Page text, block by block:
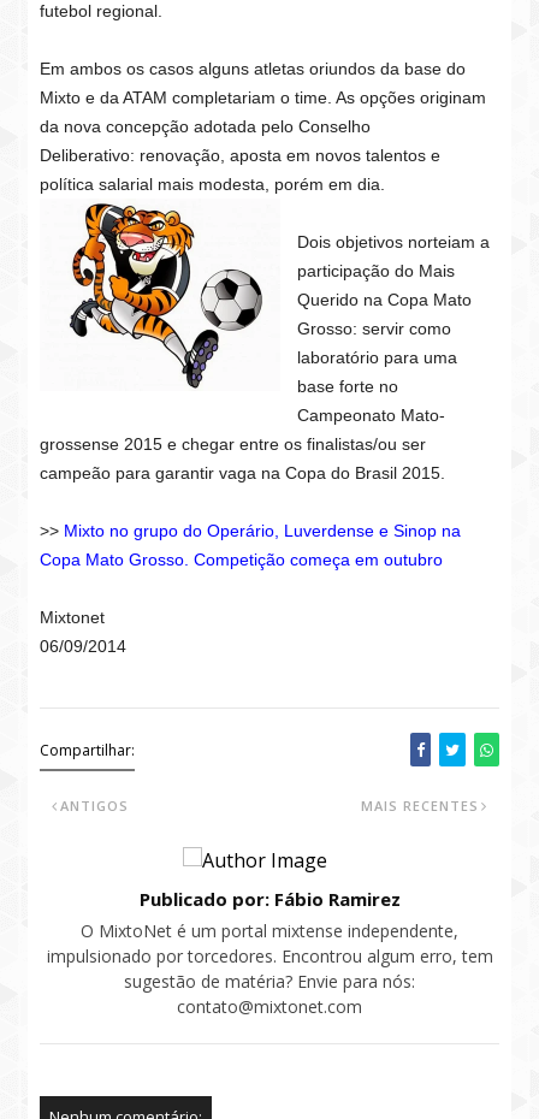
futebol regional.
Em ambos os casos alguns atletas oriundos da base do
Mixto e da ATAM completariam o time. As opções originam
da nova concepção adotada pelo Conselho
Deliberativo: renovação, aposta em novos talentos e
política salarial mais modesta, porém em dia.
Dois objetivos norteiam a
participação do Mais
Querido na Copa Mato
Grosso: servir como
laboratório para uma
base forte no
Campeonato Mato-
grossense 2015 e chegar entre os finalistas/ou ser
campeão para garantir vaga na Copa do Brasil 2015.
>> Mixto no grupo do Operário, Luverdense e Sinop na
Copa Mato Grosso. Competição começa em outubro
Mixtonet
06/09/2014
Compartilhar:
MAIS RECENTES
ANTIGOS
Publicado por: Fábio Ramirez
O MixtoNet é um portal mixtense independente,
impulsionado por torcedores. Encontrou algum erro, tem
sugestão de matéria? Envie para nós:
contato@mixtonet.com